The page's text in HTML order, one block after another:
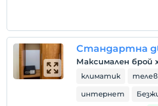
Правила на хотела
Стандартна
Максимален брой
климатик
интернет